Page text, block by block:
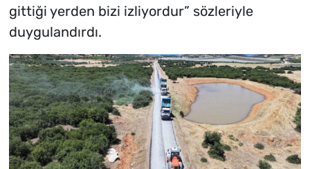
gittiği yerden bizi izliyordur” sözleriyle
duygulandırdı.